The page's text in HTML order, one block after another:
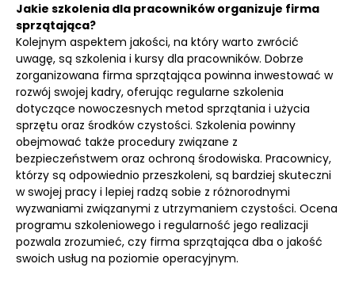
Jakie szkolenia dla pracowników organizuje firma
sprzątająca?
Kolejnym aspektem jakości, na który warto zwrócić
uwagę, są szkolenia i kursy dla pracowników. Dobrze
zorganizowana firma sprzątająca powinna inwestować w
rozwój swojej kadry, oferując regularne szkolenia
dotyczące nowoczesnych metod sprzątania i użycia
sprzętu oraz środków czystości. Szkolenia powinny
obejmować także procedury związane z
bezpieczeństwem oraz ochroną środowiska. Pracownicy,
którzy są odpowiednio przeszkoleni, są bardziej skuteczni
w swojej pracy i lepiej radzą sobie z różnorodnymi
wyzwaniami związanymi z utrzymaniem czystości. Ocena
programu szkoleniowego i regularność jego realizacji
pozwala zrozumieć, czy firma sprzątająca dba o jakość
swoich usług na poziomie operacyjnym.